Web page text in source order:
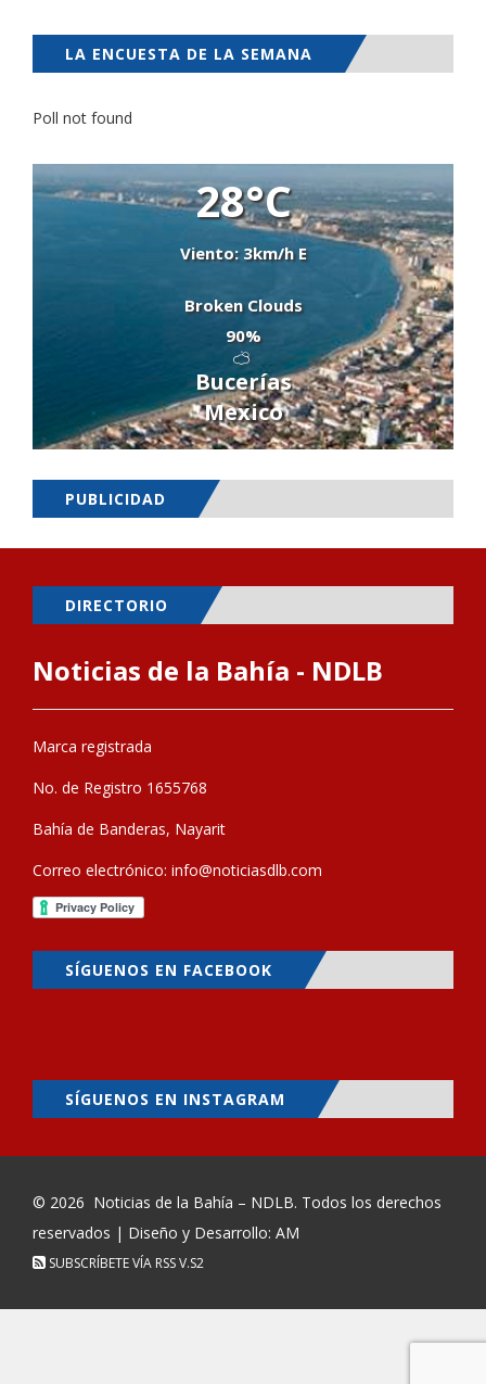
LA ENCUESTA DE LA SEMANA
Poll not found
28°C
Viento: 3km/h E
Broken Clouds
90%
Bucerías
Mexico
PUBLICIDAD
DIRECTORIO
Noticias de la Bahía - NDLB
Marca registrada
No. de Registro 1655768
Bahía de Banderas, Nayarit
Correo electrónico: info@noticiasdlb.com
SÍGUENOS EN FACEBOOK
SÍGUENOS EN INSTAGRAM
© 2026 Noticias de la Bahía – NDLB. Todos los derechos
reservados | Diseño y Desarrollo: AM
SUBSCRÍBETE VÍA RSSV.S2